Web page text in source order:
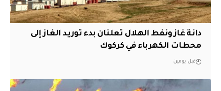
دانة غاز ونفط الهلال تعلنان بدء توريد الغاز إلى
محطات الكهرباء في كركوك
قبل يومين